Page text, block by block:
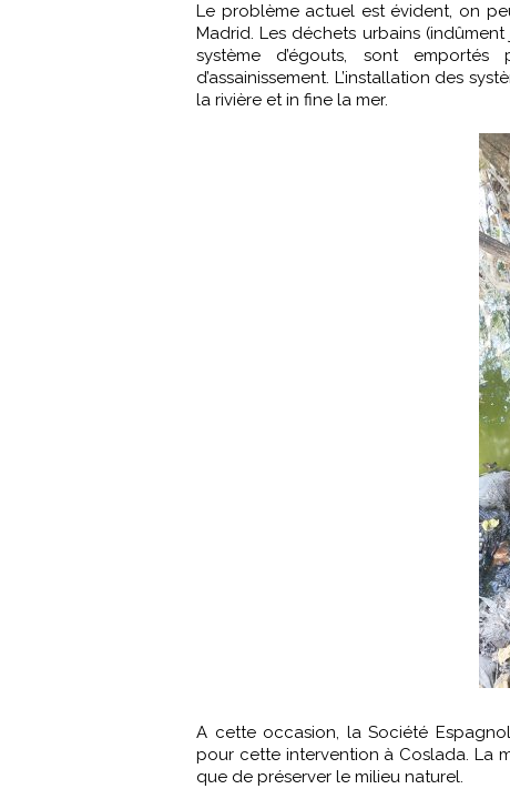
Le problème actuel est évident, on
Madrid. Les déchets urbains
système d’égouts, sont
d’assainissement. L’installation des
la rivière et in fine la mer.
A cette occasion, la Société
pour cette intervention à Coslada. La
que de préserver le milieu naturel.